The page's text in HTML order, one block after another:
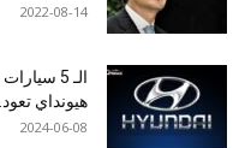
2022-08-14
هيونداي تعود...
2024-06-08